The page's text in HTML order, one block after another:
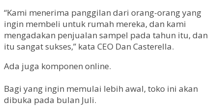
“Kami menerima panggilan dari orang-orang yang
ingin membeli untuk rumah mereka, dan kami
mengadakan penjualan sampel pada tahun itu, dan
itu sangat sukses,” kata CEO Dan Casterella.
Ada juga komponen online.
Bagi yang ingin memulai lebih awal, toko ini akan
dibuka pada bulan Juli.